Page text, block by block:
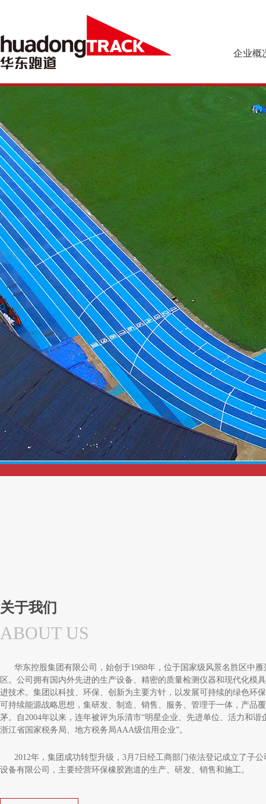
企业概
企业简介
资质荣誉
预制型橡胶
乐踏球场
关于我们
ABOUT US
华东控股集团有限公司，始创于1988年，位于国家级风景名胜区中雁
区。公司拥有国内外先进的生产设备、精密的质量检测仪器和现代化模
进技术。集团以科技、环保、创新为主要方针，以发展可持续的绿色环
可持续能源战略思想，集研发、制造、销售、服务、管理于一体，产品
茅。自2004年以来，连年被评为乐清市“明星企业、先进单位、活力和谐
浙江省国家税务局、地方税务局AAA级信用企业”。
2012年，集团成功转型升级，3月7日经工商部门依法登记成立了子公
设备有限公司，主要经营环保橡胶跑道的生产、研发、销售和施工。
公司通过引进世界上先进、自动化、可连续性生产的预制型橡胶跑道